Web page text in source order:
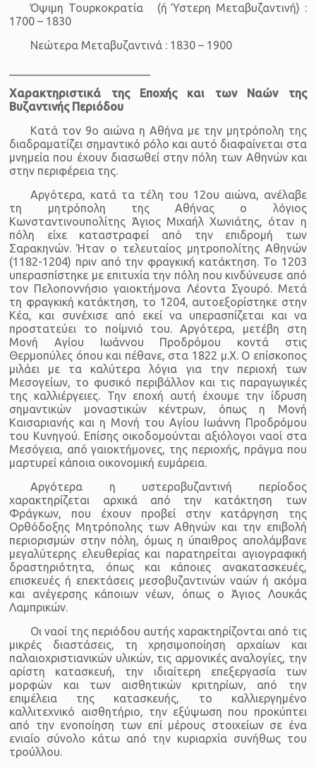
Όψιμη Τουρκοκρατία (ή Ύστερη Μεταβυζαντινή) :
1700 – 1830
Νεώτερα Μεταβυζαντινά : 1830 – 1900
Χαρακτηριστικά της Εποχής και των Ναών της
Βυζαντινής Περιόδου
Κατά τον 9ο αιώνα η Αθήνα με την μητρόπολη της
διαδραματίζει σημαντικό ρόλο και αυτό διαφαίνεται στα
μνημεία που έχουν διασωθεί στην πόλη των Αθηνών και
στην περιφέρεια της.
Αργότερα, κατά τα τέλη του 12ου αιώνα, ανέλαβε
τη μητρόπολη της Αθήνας ο λόγιος
Κωνσταντινουπολίτης Άγιος Μιχαήλ Χωνιάτης, όταν η
πόλη είχε καταστραφεί από την επιδρομή των
Σαρακηνών. Ήταν ο τελευταίος μητροπολίτης Αθηνών
(1182-1204) πριν από την φραγκική κατάκτηση. Το 1203
υπερασπίστηκε με επιτυχία την πόλη που κινδύνευσε από
τον Πελοποννήσιο γαιοκτήμονα Λέοντα Σγουρό. Μετά
τη φραγκική κατάκτηση, το 1204, αυτοεξορίστηκε στην
Κέα, και συνέχισε από εκεί να υπερασπίζεται και να
προστατεύει το ποίμνιό του. Αργότερα, μετέβη στη
Μονή Αγίου Ιωάννου Προδρόμου κοντά στις
Θερμοπύλες όπου και πέθανε, στα 1822 μ.Χ. Ο επίσκοπος
μιλάει με τα καλύτερα λόγια για την περιοχή των
Μεσογείων, το φυσικό περιβάλλον και τις παραγωγικές
της καλλιέργειες. Την εποχή αυτή έχουμε την ίδρυση
σημαντικών μοναστικών κέντρων, όπως η Μονή
Καισαριανής και η Μονή του Αγίου Ιωάννη Προδρόμου
του Κυνηγού. Επίσης οικοδομούνται αξιόλογοι ναοί στα
Μεσόγεια, από γαιοκτήμονες, της περιοχής, πράγμα που
μαρτυρεί κάποια οικονομική ευμάρεια.
Αργότερα η υστεροβυζαντινή περίοδος
χαρακτηρίζεται αρχικά από την κατάκτηση των
Φράγκων, που έχουν προβεί στην κατάργηση της
Ορθόδοξης Μητρόπολης των Αθηνών και την επιβολή
περιορισμών στην πόλη, όμως η ύπαιθρος απολάμβανε
μεγαλύτερης ελευθερίας και παρατηρείται αγιογραφική
δραστηριότητα, όπως και κάποιες ανακατασκευές,
επισκευές ή επεκτάσεις μεσοβυζαντινών ναών ή ακόμα
και ανέγερσης κάποιων νέων, όπως ο Άγιος Λουκάς
Λαμπρικών.
Οι ναοί της περιόδου αυτής χαρακτηρίζονται από τις
μικρές διαστάσεις, τη χρησιμοποίηση αρχαίων και
παλαιοχριστιανικών υλικών, τις αρμονικές αναλογίες, την
αρίστη κατασκευή, την ιδιαίτερη επεξεργασία των
μορφών και των αισθητικών κριτηρίων, από την
επιμέλεια της κατασκευής, το καλλιεργημένο
καλλιτεχνικό αισθητήριο, την εξύψωση που προκύπτει
από την ενοποίηση των επί μέρους στοιχείων σε ένα
ενιαίο σύνολο κάτω από την κυριαρχία συνήθως του
τρούλλου.